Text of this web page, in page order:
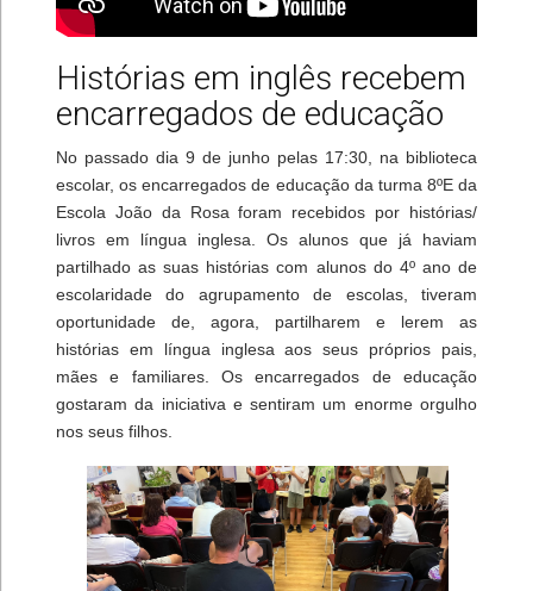
Histórias em inglês recebem
encarregados de educação
No passado dia 9 de junho pelas 17:30, na biblioteca
escolar, os encarregados de educação da turma 8ºE da
Escola João da Rosa foram recebidos por histórias/
livros em língua inglesa. Os alunos que já haviam
partilhado as suas histórias com alunos do 4º ano de
escolaridade do agrupamento de escolas, tiveram
oportunidade de, agora, partilharem e lerem as
histórias em língua inglesa aos seus próprios pais,
mães e familiares. Os encarregados de educação
gostaram da iniciativa e sentiram um enorme orgulho
nos seus filhos.